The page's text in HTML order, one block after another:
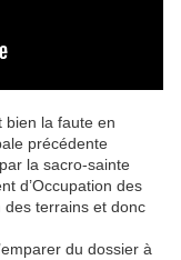
bien la faute en
précédente
la sacro-sainte
d’Occupation des
des terrains et donc
du dossier à